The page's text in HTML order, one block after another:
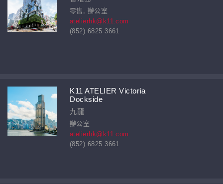
零售, 辦公室
atelierhk@k11.com
(852) 6825 3661
K11 ATELIER Victoria
Dockside
九龍
辦公室
atelierhk@k11.com
(852) 6825 3661